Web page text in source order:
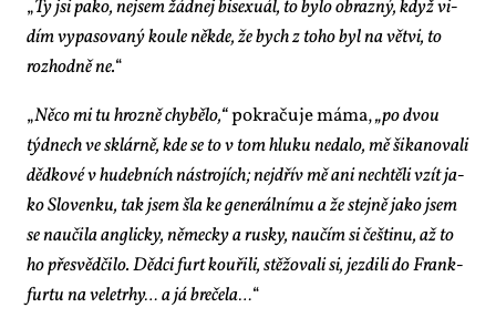
„Ty jsi pa­ko, nejsem žád­nej bi­s­e­xu­ál, to by­lo ob­raz­ný, když vi­
dím vy­pa­so­va­ný kou­le ně­kde, že bych z to­ho byl na vět­vi, to
roz­hod­ně ne.“
„Ně­co mi tu hroz­ně chy­bě­lo,“po­kra­ču­je má­ma,„po dvou
týd­nech ve sklár­ně, kde se to v tom hlu­ku ne­da­lo, mě ši­ka­no­va­li
děd­ko­vé v hu­deb­ních ná­stro­jích; nejdřív mě ani ne­chtě­li vzít ja­
ko Slo­ven­ku, tak jsem šla ke ge­ne­rál­ní­mu a že stej­ně ja­ko jsem
se na­u­či­la an­g­lic­ky, ně­mec­ky a rus­ky, na­u­čím si češ­ti­nu, až to
ho pře­svěd­či­lo. Děd­ci furt kou­ři­li, stě­žo­va­li si, jez­di­li do Frank­
fur­tu na ve­letrhy… a já bre­če­la…“